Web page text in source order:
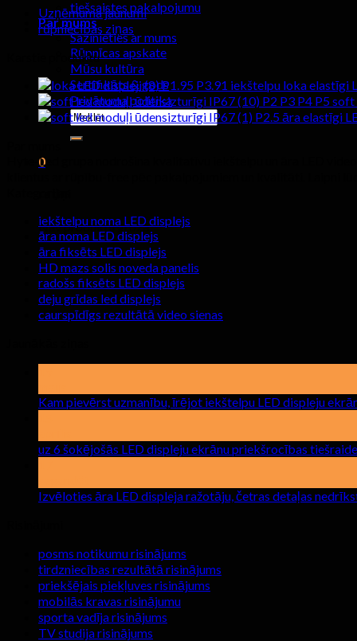
tiešsaistes pakalpojumu
Par mums
Sazinieties ar mums
Rūpnīcas apskate
Mūsu kultūra
Sertifikāts & gods
Privātuma politika
Meklēt:
0
Nav produktu grozā.
Uzņēmuma jaunumi
rūpniecības ziņas
Karstie produktu
P1.95 P3.91 iekštelpu loka elastīgi
P2 P3 P4 P5
P2.5 āra elastīgi
Hyte-Led grupa nodrošina kvalitatīvu iekštelpu un āra LED
iekštelpu noma LED displejs
āra noma LED displejs
āra fiksēts LED displejs
HD mazs solis noveda panelis
radošs fiksēts LED displejs
deju grīdas led displejs
caurspīdīgs rezultātā video sienas
Kam pievērst uzmanību, īrējot iekštelpu LED displeju
uz 6 šokējošās LED displeju ekrānu priekšrocības
Izvēloties āra LED displeja ražotāju, četras detaļas
posms notikumu risinājums
tirdzniecības rezultātā risinājums
priekšējais piekļuves risinājums
mobilās kravas risinājumu
sporta vadīja risinājums
TV studija risinājums